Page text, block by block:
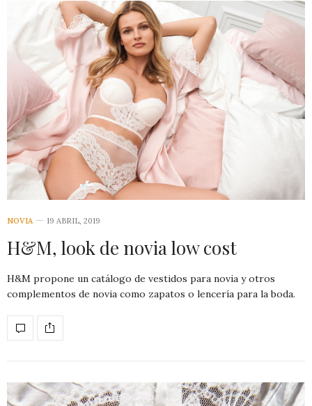
NOVIA 19 ABRIL, 2019
H&M, look de novia low cost
H&M propone un catálogo de vestidos para novia y otros
complementos de novia como zapatos o lencería para la boda.